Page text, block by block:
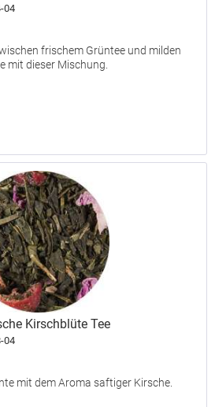
04
frischem Grüntee und milden
mit dieser Mischung.
Kirschblüte Tee
04
mit dem Aroma saftiger Kirsche.